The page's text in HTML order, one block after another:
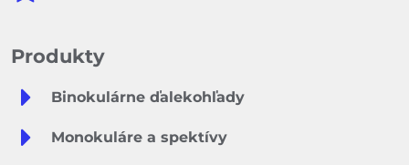
Produkty
Binokulárne ďalekohľady
Monokuláre a spektívy